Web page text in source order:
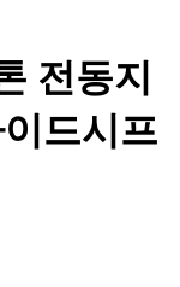
전동지
드시프